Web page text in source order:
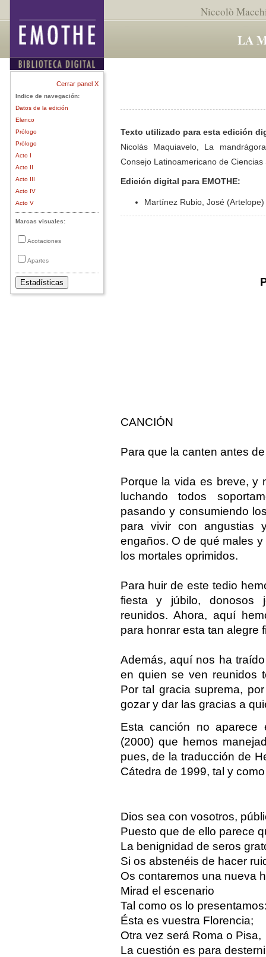
Niccolò
LA
Cerrar panel X
Indice de navegación:
Datos de la edición
Elenco
Prólogo
Prólogo
Acto I
Acto II
Acto III
Acto IV
Acto V
Marcas visuales:
Acotaciones
Apartes
Texto utilizado para esta edición
Nicolás Maquiavelo, La
Consejo Latinoamericano de Ciencias
Edición digital para EMOTHE:
Martínez Rubio, José (Artelope)
CANCIÓN
Para que la canten antes
Porque la vida es breve, y
luchando todos
pasando y consumiendo
para vivir con angustias
engaños. O de qué males
los mortales oprimidos.
Para huir de este tedio
fiesta y júbilo, donosos
reunidos. Ahora, aquí
para honrar esta tan alegre
Además, aquí nos ha
en quien se ven reunidos
Por tal gracia suprema,
gozar y dar las gracias a
Esta canción no aparece
(2000) que hemos
pues, de la traducción de
Cátedra de 1999, tal y
Dios sea con vosotros,
Puesto que de ello parece
La benignidad de seros
Si os abstenéis de hacer
Os contaremos una nueva
Mirad el escenario
Tal como os lo
Ésta es vuestra Florencia;
Otra vez será Roma o Pisa,
La cuestión es para